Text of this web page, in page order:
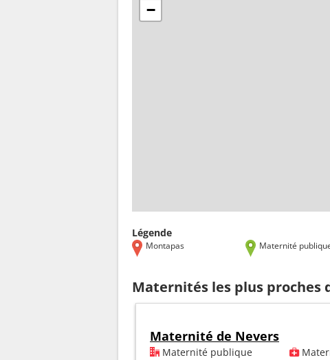
−
Légende
Montapas Maternité
Maternités les plus proches
Maternité de Nevers
Maternité publique